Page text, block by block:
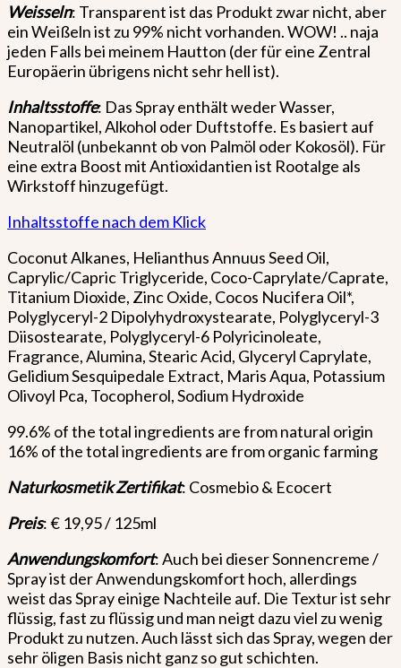
Weisseln: Transparent ist das Produkt zwar nicht, aber
ein Weißeln ist zu 99% nicht vorhanden. WOW! .. naja
jeden Falls bei meinem Hautton (der für eine Zentral
Europäerin übrigens nicht sehr hell ist).
Inhaltsstoffe: Das Spray enthält weder Wasser,
Nanopartikel, Alkohol oder Duftstoffe. Es basiert auf
Neutralöl (unbekannt ob von Palmöl oder Kokosöl). Für
eine extra Boost mit Antioxidantien ist Rootalge als
Wirkstoff hinzugefügt.
Inhaltsstoffe nach dem Klick
Coconut Alkanes, Helianthus Annuus Seed Oil,
Caprylic/Capric Triglyceride, Coco-Caprylate/Caprate,
Titanium Dioxide, Zinc Oxide, Cocos Nucifera Oil*,
Polyglyceryl-2 Dipolyhydroxystearate, Polyglyceryl-3
Diisostearate, Polyglyceryl-6 Polyricinoleate,
Fragrance, Alumina, Stearic Acid, Glyceryl Caprylate,
Gelidium Sesquipedale Extract, Maris Aqua, Potassium
Olivoyl Pca, Tocopherol, Sodium Hydroxide
99.6% of the total ingredients are from natural origin
16% of the total ingredients are from organic farming
Naturkosmetik Zertifikat: Cosmebio & Ecocert
Preis: € 19,95 / 125ml
Anwendungskomfort: Auch bei dieser Sonnencreme /
Spray ist der Anwendungskomfort hoch, allerdings
weist das Spray einige Nachteile auf. Die Textur ist sehr
flüssig, fast zu flüssig und man neigt dazu viel zu wenig
Produkt zu nutzen. Auch lässt sich das Spray, wegen der
sehr öligen Basis nicht ganz so gut schichten.